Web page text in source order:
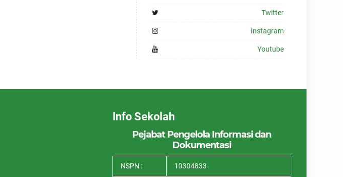
Twitter
Instagram
Youtube
Info Sekolah
Pejabat Pengelola Informasi dan
Dokumentasi
NSPN : 10304833